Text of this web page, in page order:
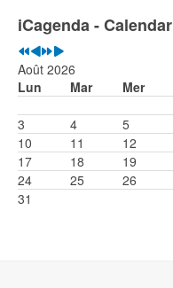
iCagenda - Calendar
Août 2026
Lun
Mar Mer
3
4 5
10
11 12
17
18 19
24
25 26
31